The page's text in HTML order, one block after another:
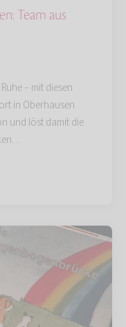
Team aus
– mit diesen
in Oberhausen
und löst damit die